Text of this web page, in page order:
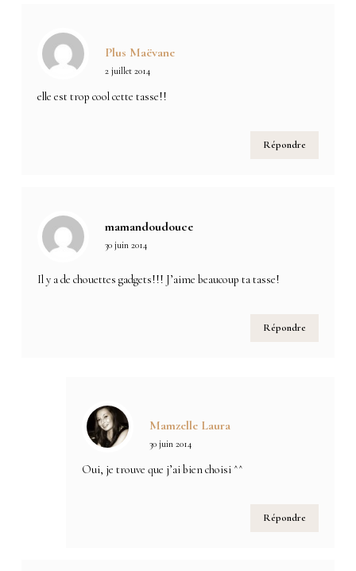
Plus Maëvane
2 juillet 2014
elle est trop cool cette tasse!!
Répondre
mamandoudouce
30 juin 2014
Il y a de chouettes gadgets!!! J’aime beaucoup ta tasse!
Répondre
Mamzelle Laura
30 juin 2014
Oui, je trouve que j’ai bien choisi ^^
Répondre